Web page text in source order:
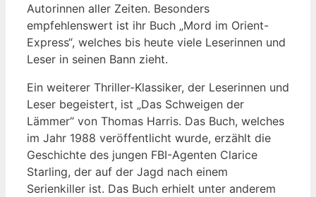
Autorinnen aller Zeiten. Besonders
empfehlenswert ist ihr Buch „Mord im Orient-
Express“, welches bis heute viele Leserinnen und
Leser in seinen Bann zieht.
Ein weiterer Thriller-Klassiker, der Leserinnen und
Leser begeistert, ist „Das Schweigen der
Lämmer“ von Thomas Harris. Das Buch, welches
im Jahr 1988 veröffentlicht wurde, erzählt die
Geschichte des jungen FBI-Agenten Clarice
Starling, der auf der Jagd nach einem
Serienkiller ist. Das Buch erhielt unter anderem